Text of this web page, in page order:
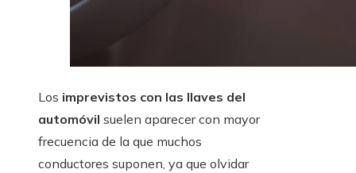
Los imprevistos con las llaves del
automóvil suelen aparecer con mayor
frecuencia de la que muchos
conductores suponen, ya que olvidar